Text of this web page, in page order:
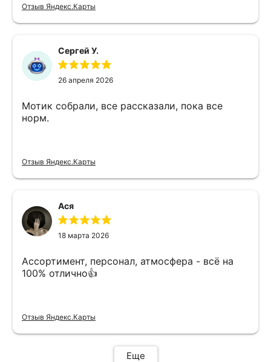
Отзыв Яндекс.Карты
Сергей У.
26 апреля 2026
Мотик собрали, все рассказали, пока все
норм.
Отзыв Яндекс.Карты
Ася
18 марта 2026
Ассортимент, персонал, атмосфера - всё на
100% отлично👍
Отзыв Яндекс.Карты
Еще